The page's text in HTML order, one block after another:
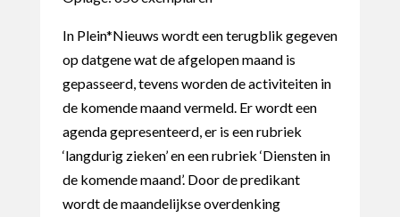
In Plein*Nieuws wordt een terugblik gegeven
op datgene wat de afgelopen maand is
gepasseerd, tevens worden de activiteiten in
de komende maand vermeld. Er wordt een
agenda gepresenteerd, er is een rubriek
‘langdurig zieken’ en een rubriek ‘Diensten in
de komende maand’. Door de predikant
wordt de maandelijkse overdenking